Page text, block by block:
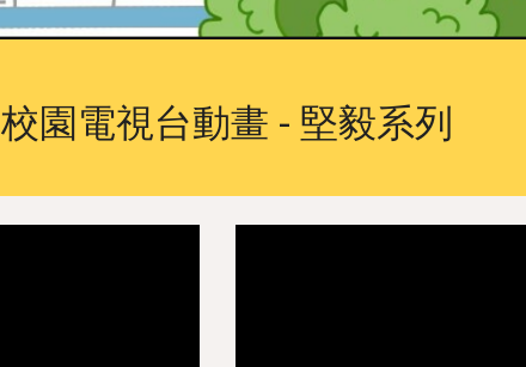
校園電視台動畫 - 堅毅系列